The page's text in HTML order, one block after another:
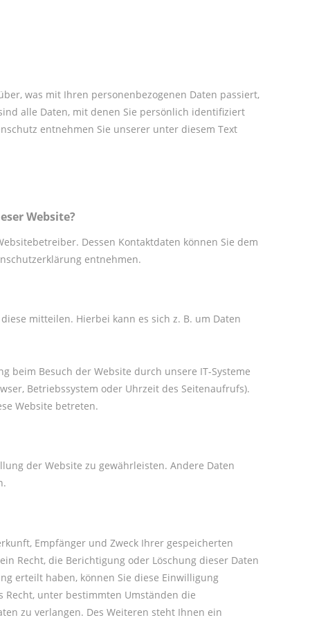
was mit Ihren personenbezogenen Daten passiert,
alle Daten, mit denen Sie persönlich identifiziert
entnehmen Sie unserer unter diesem Text
Website?
Dessen Kontaktdaten können Sie dem
entnehmen.
mitteilen. Hierbei kann es sich z. B. um Daten
beim Besuch der Website durch unsere IT-Systeme
Betriebssystem oder Uhrzeit des Seitenaufrufs).
Website betreten.
der Website zu gewährleisten. Andere Daten
Empfänger und Zweck Ihrer gespeicherten
Recht, die Berichtigung oder Löschung dieser Daten
erteilt haben, können Sie diese Einwilligung
unter bestimmten Umständen die
zu verlangen. Des Weiteren steht Ihnen ein